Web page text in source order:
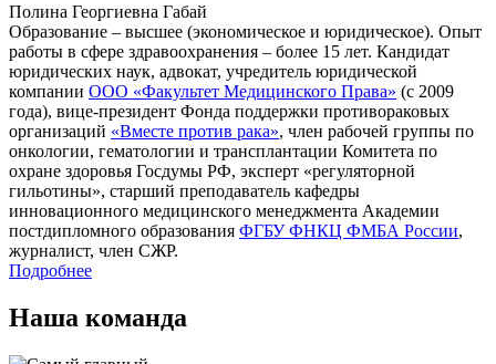
Полина Георгиевна Габай
Образование – высшее (экономическое и юридическое). Опыт
работы в сфере здравоохранения – более 15 лет. Кандидат
юридических наук, адвокат, учредитель юридической
компании ООО «Факультет Медицинского Права» (с 2009
года), вице-президент Фонда поддержки противораковых
организаций «Вместе против рака», член рабочей группы по
онкологии, гематологии и трансплантации Комитета по
охране здоровья Госдумы РФ, эксперт «регуляторной
гильотины», старший преподаватель кафедры
инновационного медицинского менеджмента Академии
постдипломного образования ФГБУ ФНКЦ ФМБА России,
журналист, член СЖР.
Подробнее
Наша команда